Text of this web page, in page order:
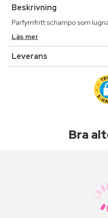
Beskrivning
Parfymfritt schampo som
Läs mer
Leverans
Bra